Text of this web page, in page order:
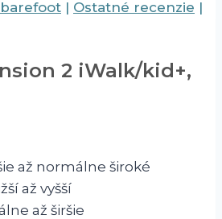
| Ostatné recenzie |
2 iWalk/kid+,
až normálne široké
až vyšší
až širšie